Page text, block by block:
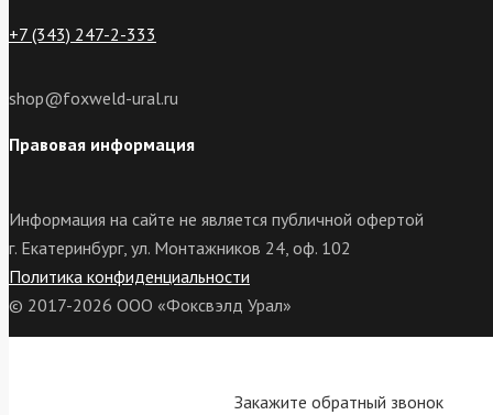
+7 (343) 247-2-333
shop@foxweld-ural.ru
Правовая информация
Информация на сайте не является публичной офертой
г. Екатеринбург, ул. Монтажников 24, оф. 102
Политика конфиденциальности
© 2017-2026 ООО «Фоксвэлд Урал»
Закажите обратный звонок